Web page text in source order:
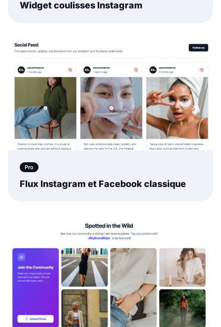
Widget coulisses Instagram
Pro
Flux Instagram et Facebook classique